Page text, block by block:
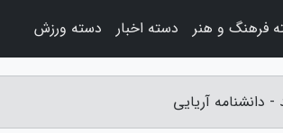
فرهنگ و هنر دسته اخبار دسته ورزش